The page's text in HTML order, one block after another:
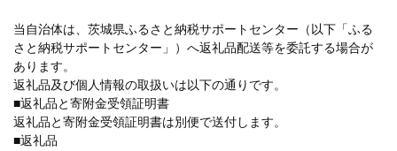
当自治体は、茨城県ふるさと納税サポートセンター（以下「ふる
さと納税サポートセンター」）へ返礼品配送等を委託する場合が
あります。
返礼品及び個人情報の取扱いは以下の通りです。
■返礼品と寄附金受領証明書
返礼品と寄附金受領証明書は別便で送付します。
■返礼品